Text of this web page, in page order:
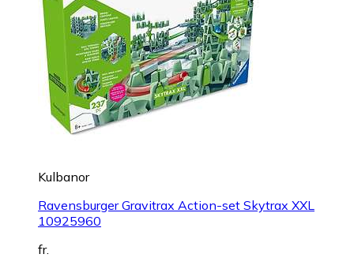
Kulbanor
Ravensburger Gravitrax Action-set Skytrax XXL
10925960
fr.